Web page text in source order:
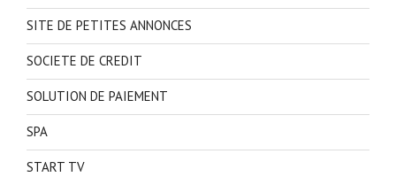
SITE DE PETITES ANNONCES
SOCIETE DE CREDIT
SOLUTION DE PAIEMENT
SPA
START TV